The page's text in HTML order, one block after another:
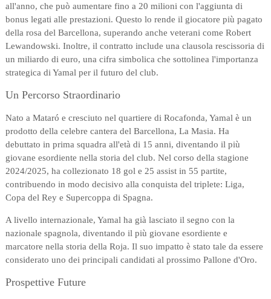
all'anno, che può aumentare fino a 20 milioni con l'aggiunta di
bonus legati alle prestazioni. Questo lo rende il giocatore più pagato
della rosa del Barcellona, superando anche veterani come Robert
Lewandowski. Inoltre, il contratto include una clausola rescissoria di
un miliardo di euro, una cifra simbolica che sottolinea l'importanza
strategica di Yamal per il futuro del club.
Un Percorso Straordinario
Nato a Mataró e cresciuto nel quartiere di Rocafonda, Yamal è un
prodotto della celebre cantera del Barcellona, La Masia. Ha
debuttato in prima squadra all'età di 15 anni, diventando il più
giovane esordiente nella storia del club. Nel corso della stagione
2024/2025, ha collezionato 18 gol e 25 assist in 55 partite,
contribuendo in modo decisivo alla conquista del triplete: Liga,
Copa del Rey e Supercoppa di Spagna.
A livello internazionale, Yamal ha già lasciato il segno con la
nazionale spagnola, diventando il più giovane esordiente e
marcatore nella storia della Roja. Il suo impatto è stato tale da essere
considerato uno dei principali candidati al prossimo Pallone d'Oro.
Prospettive Future